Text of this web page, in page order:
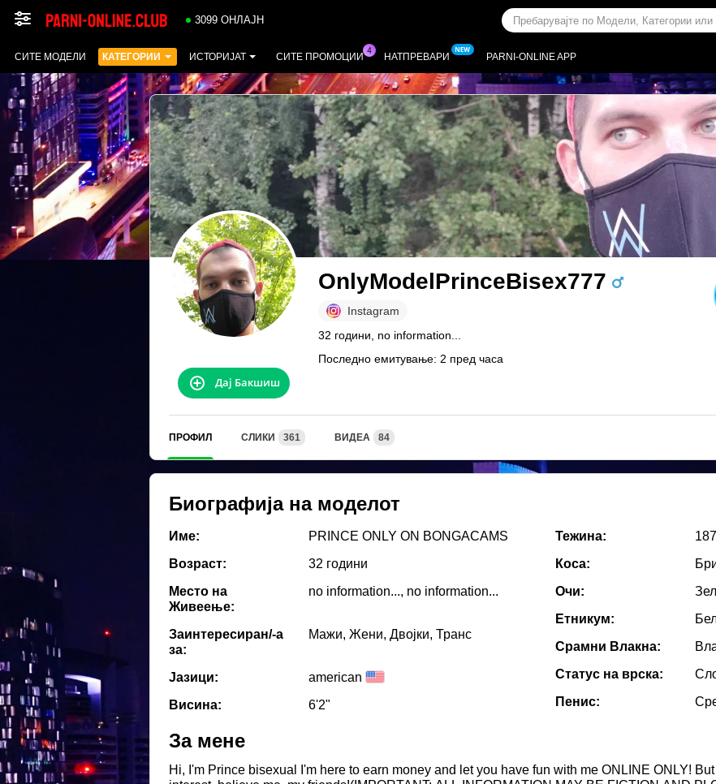
3099 ОНЛАЈН
СИТЕ МОДЕЛИ КАТЕГОРИИ ИСТОРИЈАТ СИТЕ ПРОМОЦИИ НАТПРЕВАРИ PARNI-ONLINE APP
OnlyModelPrinceBisex777
Instagram
32 години, no information...
Последно емитување: 2 пред часа
Дај Бакшиш
ПРОФИЛ СЛИКИ 361 ВИДЕА 84
Биографија на моделот
Име:
PRINCE ONLY ON BONGACAMS
Возраст:
32 години
Место на
Живеење:
no information..., no information...
Заинтересиран/-а
за:
Мажи, Жени, Двојки, Транс
Јазици: american
Висина: 6'2"
Тежина:
Коса:
Очи:
Етникум:
Срамни Влакна:
Статус на врска:
Пенис:
За мене
Hi, I'm Prince bisexual I'm here to earn money and let you have fun with me ONLINE ONLY! But it's not without excitement and